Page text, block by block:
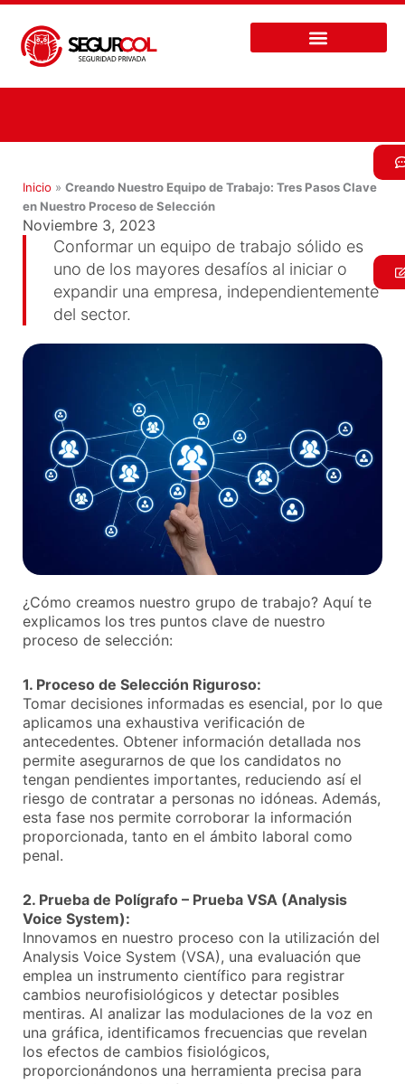
Ir
contenido
Inicio » Creando Nuestro Equipo de Trabajo: Tres Pasos Clave
en Nuestro Proceso de Selección
Noviembre 3, 2023
Conformar un equipo de trabajo sólido es
uno de los mayores desafíos al iniciar o
expandir una empresa, independientemente
del sector.
¿Cómo creamos nuestro grupo de trabajo? Aquí te
explicamos los tres puntos clave de nuestro
proceso de selección:
1. Proceso de Selección Riguroso:
Tomar decisiones informadas es esencial, por lo que
aplicamos una exhaustiva verificación de
antecedentes. Obtener información detallada nos
permite asegurarnos de que los candidatos no
tengan pendientes importantes, reduciendo así el
riesgo de contratar a personas no idóneas. Además,
esta fase nos permite corroborar la información
proporcionada, tanto en el ámbito laboral como
penal.
2. Prueba de Polígrafo – Prueba VSA (Analysis
Voice System):
Innovamos en nuestro proceso con la utilización del
Analysis Voice System (VSA), una evaluación que
emplea un instrumento científico para registrar
cambios neurofisiológicos y detectar posibles
mentiras. Al analizar las modulaciones de la voz en
una gráfica, identificamos frecuencias que revelan
los efectos de cambios fisiológicos,
proporcionándonos una herramienta precisa para